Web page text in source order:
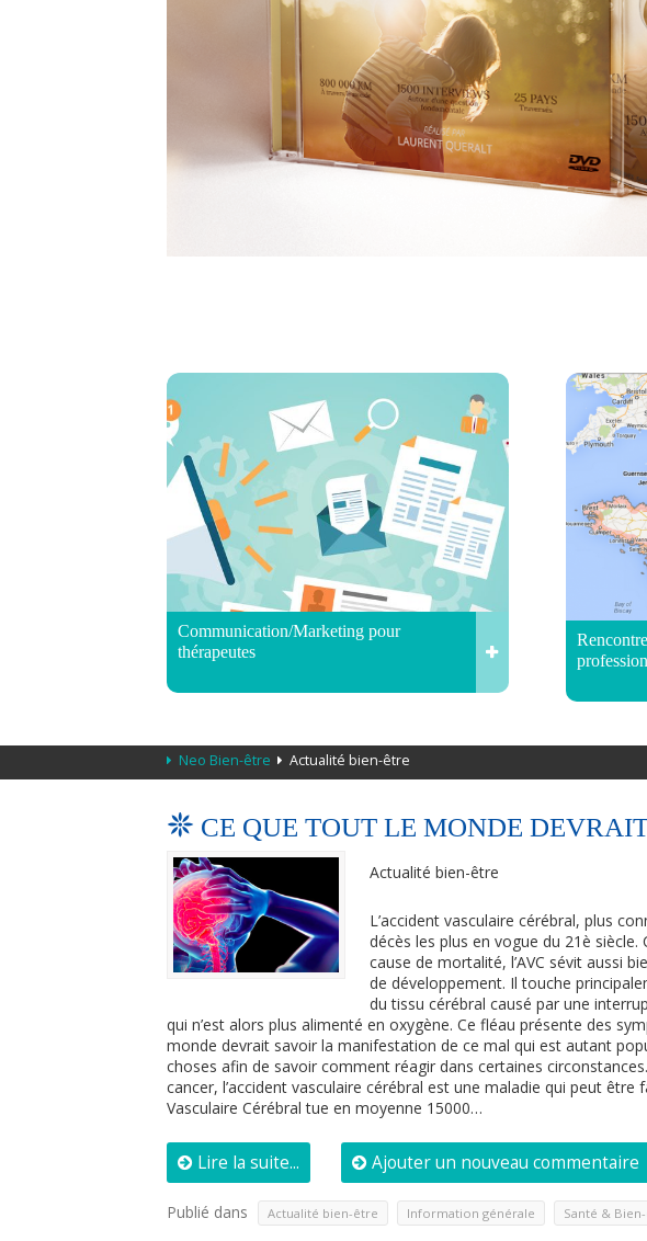
Communication/Marketing pour
thérapeutes
Neo Bien-être Actualité bien-être
CE QUE TOUT LE MONDE
Actualité bien-être
L’accident vasculaire cérébral, plus
décès les plus en vogue du 21è
cause de mortalité, l’AVC sévit aussi
de développement. Il touche
du tissu cérébral causé par une
qui n’est alors plus alimenté en oxygène. Ce fléau présente des
monde devrait savoir la manifestation de ce mal qui est autant
choses afin de savoir comment réagir dans certaines
cancer, l’accident vasculaire cérébral est une maladie qui peut être
Vasculaire Cérébral tue en moyenne 15000…
Lire la suite... Ajouter un nouveau commentaire
Publié dans Actualité bien-être Information générale Santé &